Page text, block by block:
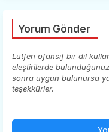
Yorum Gönder
Lütfen ofansif bir dil
eleştirilerde
sonra uygun bulunursa
teşekkürler.